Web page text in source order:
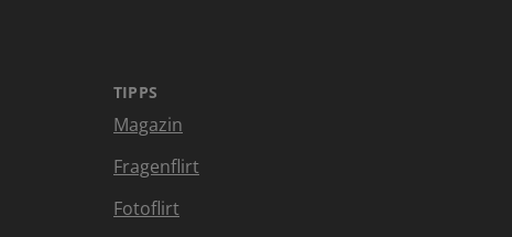
TIPPS
Magazin
Fragenflirt
Fotoflirt